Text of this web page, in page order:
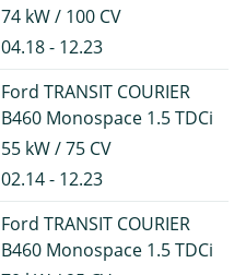
74 kW / 100 CV
04.18 - 12.23
Ford TRANSIT COURIER
B460 Monospace 1.5 TDCi
55 kW / 75 CV
02.14 - 12.23
Ford TRANSIT COURIER
B460 Monospace 1.5 TDCi